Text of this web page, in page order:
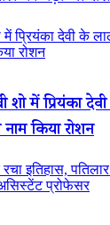
में प्रियंका देवी के
रोशन
शो में प्रियंका
नाम किया रोशन
इतिहास, पतिलार
प्रोफेसर